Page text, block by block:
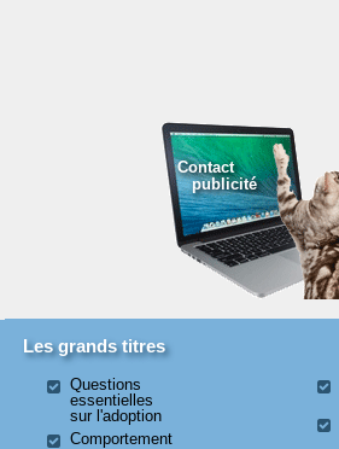
Contact
publicité
Les grands titres
Questions
essentielles
sur l'adoption
Comportement